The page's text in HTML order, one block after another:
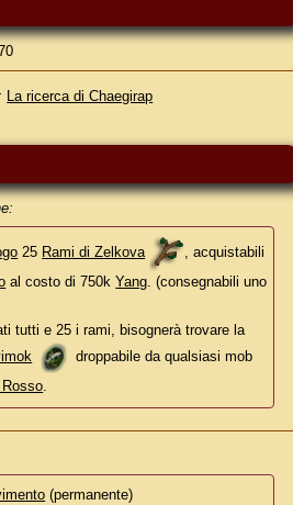
La ricerca di Chaegirap
25 Rami di Zelkova
, acquistabili
al costo di 750kYang . (consegnabili uno
tutti e 25 i rami, bisognerà trovare la
droppabile da qualsiasi mob
.
(permanente)